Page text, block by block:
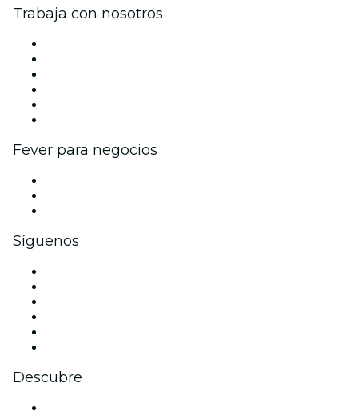
Trabaja con nosotros
Fever para negocios
Síguenos
Descubre